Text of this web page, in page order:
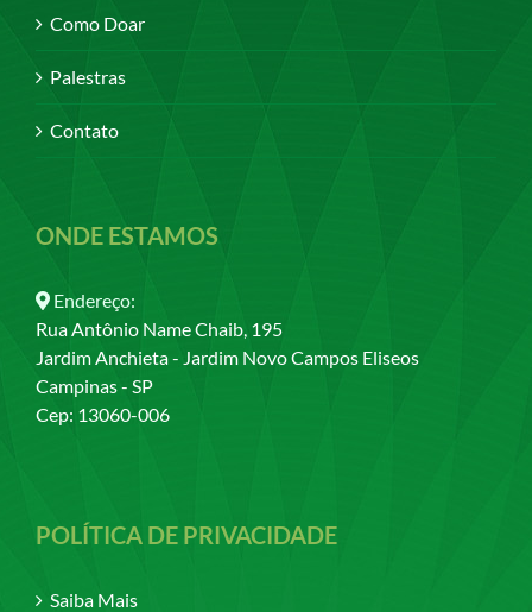
Como Doar
Palestras
Contato
ONDE ESTAMOS
Endereço:
Rua Antônio Name Chaib, 195
Jardim Anchieta - Jardim Novo Campos Eliseos
Campinas - SP
Cep: 13060-006
POLÍTICA DE PRIVACIDADE
Saiba Mais